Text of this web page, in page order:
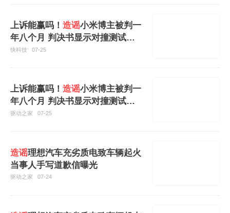
上诉能赢吗！ 造谣小米博主被判一
年八个月 判决书显示对撞测试结
果人为动手脚
快科技 07-25
上诉能赢吗！ 造谣小米博主被判一
年八个月 判决书显示对撞测试结
果人为动手脚
驱动之家 07-25
造谣理想汽车充劣质电致车辆起火
当事人手写道歉信曝光
驱动之家 07-24